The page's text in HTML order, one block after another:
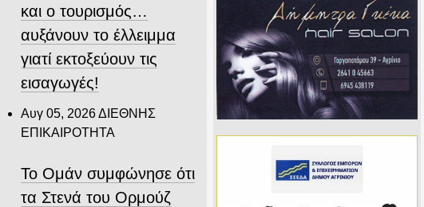
και ο τουρισμός…
αυξάνουν το έλλειμμα
γιατί εκτοξεύουν τις
εισαγωγές!
Αυγ 05, 2026ΔΙΕΘΝΗΣ
ΕΠΙΚΑΙΡΟΤΗΤΑ
Το Ομάν συμφώνησε ότι
τα Στενά του Ορμούζ